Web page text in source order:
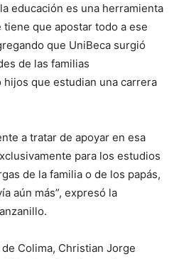
educación es una herramienta
que apostar todo a ese
que UniBeca surgió
de las familias
que estudian una carrera
a tratar de apoyar en esa
para los estudios
de la familia o de los papás,
aún más”, expresó la
Colima, Christian Jorge